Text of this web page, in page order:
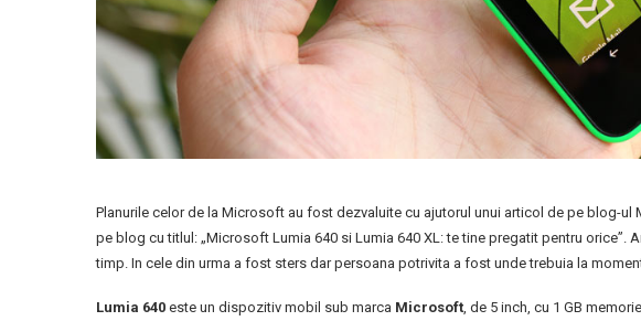
Planurile celor de la Microsoft au fost dezvaluite cu ajutorul unui articol de pe blog-
pe blog cu titlul: „Microsoft Lumia 640 si Lumia 640 XL: te tine pregatit pentru
timp. In cele din urma a fost sters dar persoana potrivita a fost unde trebuia la
Lumia 640 este un dispozitiv mobil sub marca Microsoft , de 5 inch, cu 1 GB